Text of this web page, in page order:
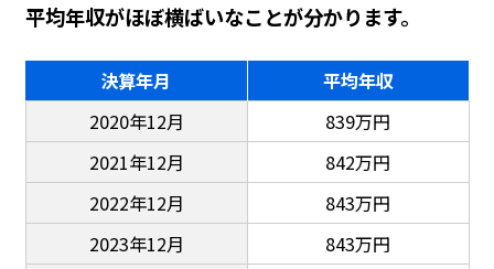
平均年収がほぼ横ばいなことが分かります。
決算年月
平均年収
2020年12月
839万円
2021年12月
842万円
2022年12月
843万円
2023年12月
843万円